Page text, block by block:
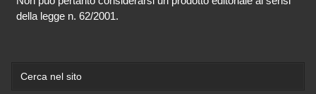
della legge n. 62/2001.
Cerca nel sito